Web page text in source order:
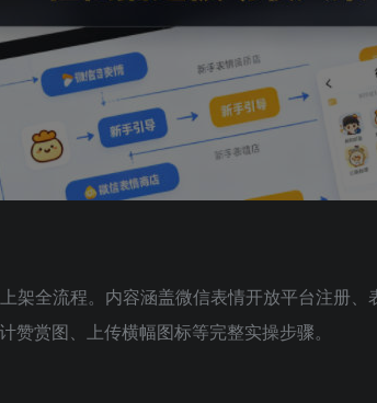
全流程。内容涵盖微信表情开放平台注册
赏图、上传横幅图标等完整实操步骤。